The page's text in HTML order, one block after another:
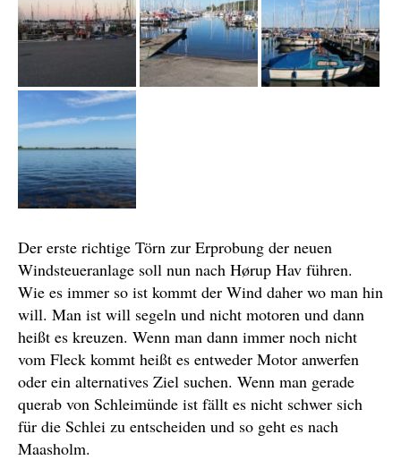
Der erste richtige Törn zur Erprobung der neuen
Windsteueranlage soll nun nach Hørup Hav führen.
Wie es immer so ist kommt der Wind daher wo man hin
will. Man ist will segeln und nicht motoren und dann
heißt es kreuzen. Wenn man dann immer noch nicht
vom Fleck kommt heißt es entweder Motor anwerfen
oder ein alternatives Ziel suchen. Wenn man gerade
querab von Schleimünde ist fällt es nicht schwer sich
für die Schlei zu entscheiden und so geht es nach
Maasholm.